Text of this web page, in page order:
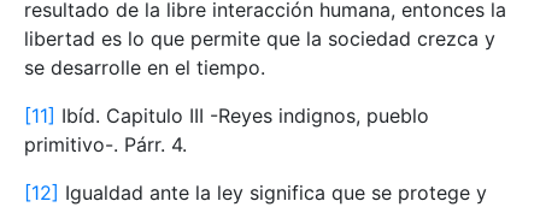
resultado de la libre interacción humana, entonces la
libertad es lo que permite que la sociedad crezca y
se desarrolle en el tiempo.
[11] Ibíd. Capitulo III -Reyes indignos, pueblo
primitivo-. Párr. 4.
[12] Igualdad ante la ley significa que se protege y